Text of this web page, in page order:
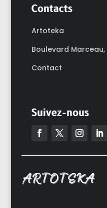
Contacts
Artoteka
Boulevard Marceau,
Contact
Suivez-nous